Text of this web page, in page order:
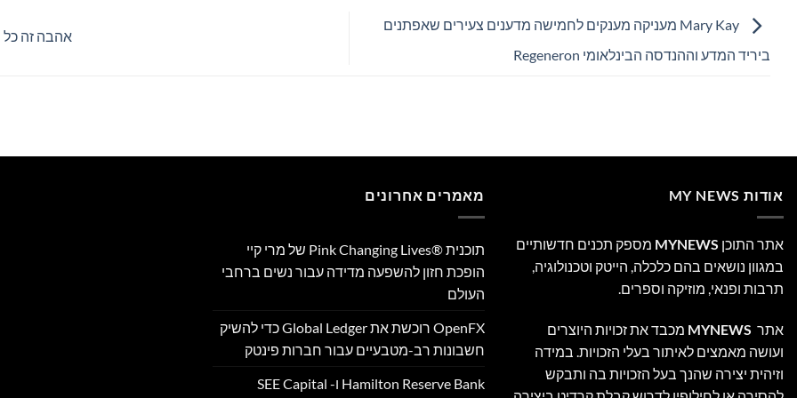
Mary Kay מעניקה מענקים לחמישה מדענים צעירים שאפתנים
ביריד המדע וההנדסה הבינלאומי Regeneron
אהבה זה כל
אודות MY NEWS
אתר התוכן MYNEWS מספק תכנים חדשותיים
במגוון נושאים בהם כלכלה, הייטק וטכנולוגיה,
תרבות ופנאי, מוזיקה וספרים.
אתר MYNEWS מכבד את זכויות היוצרים
ועושה מאמצים לאיתור בעלי הזכויות. במידה
וזיהית יצירה שהנך בעל הזכויות בה ותבקש
מאמרים אחרונים
תוכנית Pink Changing Lives®‎ של מרי קיי
הופכת חזון להשפעה מדידה עבור נשים ברחבי
העולם
OpenFX רוכשת את Global Ledger כדי להשיק
חשבונות רב-מטבעיים עבור חברות פינטק
Hamilton Reserve Bank ו- SEE Capital